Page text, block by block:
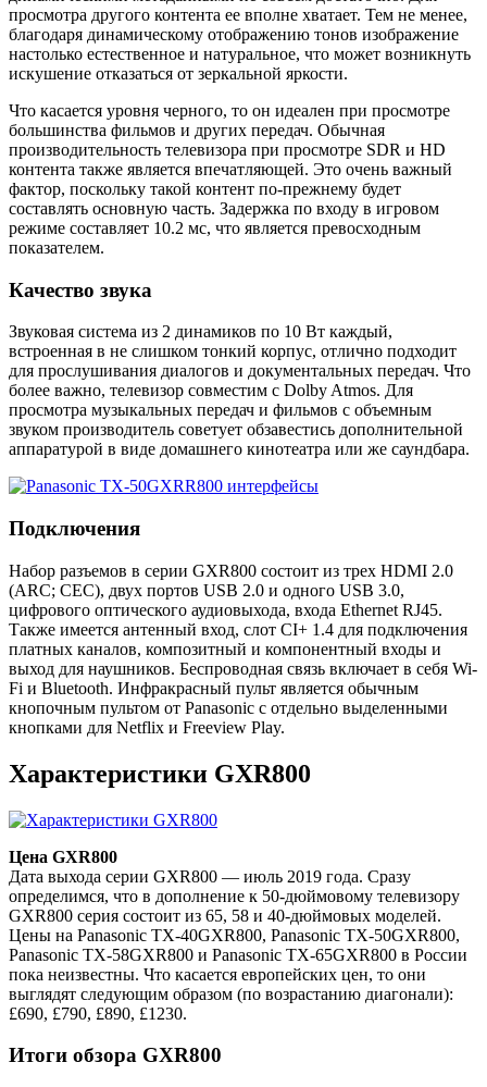
просмотра другого контента ее вполне хватает. Тем не менее,
благодаря динамическому отображению тонов изображение
настолько естественное и натуральное, что может возникнуть
искушение отказаться от зеркальной яркости.
Что касается уровня черного, то он идеален при просмотре
большинства фильмов и других передач. Обычная
производительность телевизора при просмотре SDR и HD
контента также является впечатляющей. Это очень важный
фактор, поскольку такой контент по-прежнему будет
составлять основную часть. Задержка по входу в игровом
режиме составляет 10.2 мс, что является превосходным
показателем.
Качество звука
Звуковая система из 2 динамиков по 10 Вт каждый,
встроенная в не слишком тонкий корпус, отлично подходит
для прослушивания диалогов и документальных передач. Что
более важно, телевизор совместим с Dolby Atmos. Для
просмотра музыкальных передач и фильмов с объемным
звуком производитель советует обзавестись дополнительной
аппаратурой в виде домашнего кинотеатра или же саундбара.
Подключения
Набор разъемов в серии GXR800 состоит из трех HDMI 2.0
(ARC; CEC), двух портов USB 2.0 и одного USB 3.0,
цифрового оптического аудиовыхода, входа Ethernet RJ45.
Также имеется антенный вход, слот CI+ 1.4 для подключения
платных каналов, композитный и компонентный входы и
выход для наушников. Беспроводная связь включает в себя Wi-
Fi и Bluetooth. Инфракрасный пульт является обычным
кнопочным пультом от Panasonic с отдельно выделенными
кнопками для Netflix и Freeview Play.
Характеристики GXR800
Цена GXR800
Дата выхода серии GXR800 — июль 2019 года. Сразу
определимся, что в дополнение к 50-дюймовому телевизору
GXR800 серия состоит из 65, 58 и 40-дюймовых моделей.
Цены на Panasonic TX-40GXR800, Panasonic TX-50GXR800,
Panasonic TX-58GXR800 и Panasonic TX-65GXR800 в России
пока неизвестны. Что касается европейских цен, то они
выглядят следующим образом (по возрастанию диагонали):
£690, £790, £890, £1230.
Итоги обзора GXR800